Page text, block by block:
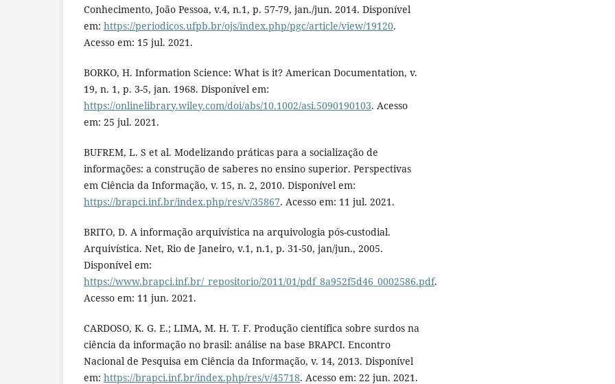
Conhecimento, João Pessoa, v.4, n.1, p. 57-79, jan./jun. 2014. Disponível
em: https://periodicos.ufpb.br/ojs/index.php/pgc/article/view/19120.
Acesso em: 15 jul. 2021.
BORKO, H. Information Science: What is it? American Documentation, v.
19, n. 1, p. 3-5, jan. 1968. Disponível em:
https://onlinelibrary.wiley.com/doi/abs/10.1002/asi.5090190103. Acesso
em: 25 jul. 2021.
BUFREM, L. S et al. Modelizando práticas para a socialização de
informações: a construção de saberes no ensino superior. Perspectivas
em Ciência da Informação, v. 15, n. 2, 2010. Disponível em:
https://brapci.inf.br/index.php/res/v/35867. Acesso em: 11 jul. 2021.
BRITO, D. A informação arquivística na arquivologia pós-custodial.
Arquivística. Net, Rio de Janeiro, v.1, n.1, p. 31-50, jan/jun., 2005.
Disponível em:
https://www.brapci.inf.br/_repositorio/2011/01/pdf_8a952f5d46_0002586.pdf.
Acesso em: 11 jun. 2021.
CARDOSO, K. G. E.; LIMA, M. H. T. F. Produção científica sobre surdos na
ciência da informação no brasil: análise na base BRAPCI. Encontro
Nacional de Pesquisa em Ciência da Informação, v. 14, 2013. Disponível
em: https://brapci.inf.br/index.php/res/v/45718. Acesso em: 22 jun. 2021.